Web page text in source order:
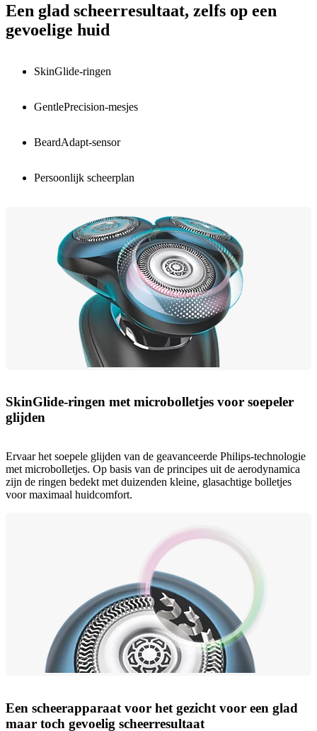
Een glad scheerresultaat, zelfs op een
gevoelige huid
SkinGlide-ringen
GentlePrecision-mesjes
BeardAdapt-sensor
Persoonlijk scheerplan
SkinGlide-ringen met microbolletjes voor soepeler
glijden
Ervaar het soepele glijden van de geavanceerde Philips-technologie
met microbolletjes. Op basis van de principes uit de aerodynamica
zijn de ringen bedekt met duizenden kleine, glasachtige bolletjes
voor maximaal huidcomfort.
Een scheerapparaat voor het gezicht voor een glad
maar toch gevoelig scheerresultaat